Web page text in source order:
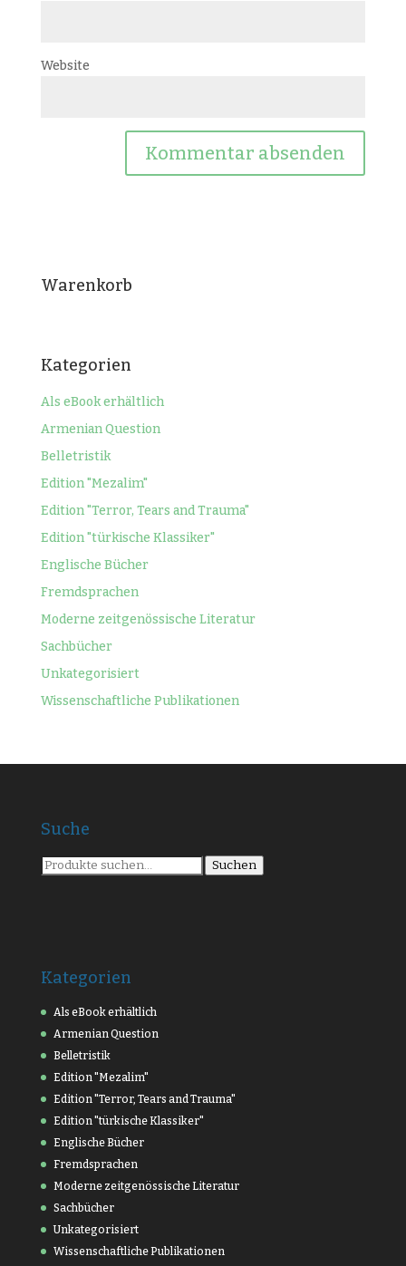
Website
Warenkorb
Kategorien
Als eBook erhältlich
Armenian Question
Belletristik
Edition "Mezalim"
Edition "Terror, Tears and Trauma"
Edition "türkische Klassiker"
Englische Bücher
Fremdsprachen
Moderne zeitgenössische Literatur
Sachbücher
Unkategorisiert
Wissenschaftliche Publikationen
Suche
Suche
nach:
Suchen
Kategorien
Als eBook erhältlich
Armenian Question
Belletristik
Edition "Mezalim"
Edition "Terror, Tears and Trauma"
Edition "türkische Klassiker"
Englische Bücher
Fremdsprachen
Moderne zeitgenössische Literatur
Sachbücher
Unkategorisiert
Wissenschaftliche Publikationen